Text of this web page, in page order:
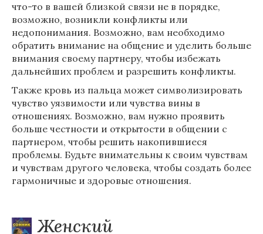
что-то в вашей близкой связи не в порядке,
возможно, возникли конфликты или
недопонимания. Возможно, вам необходимо
обратить внимание на общение и уделить больше
внимания своему партнеру, чтобы избежать
дальнейших проблем и разрешить конфликты.
Также кровь из пальца может символизировать
чувство уязвимости или чувства вины в
отношениях. Возможно, вам нужно проявить
больше честности и открытости в общении с
партнером, чтобы решить накопившиеся
проблемы. Будьте внимательны к своим чувствам
и чувствам другого человека, чтобы создать более
гармоничные и здоровые отношения.
Женский